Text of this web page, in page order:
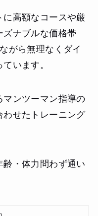
に高額なコースや厳
ズナブルな価格帯
がら無理なくダイ
います。
マンツーマン指導の
わせたトレーニング
・体力問わず通い